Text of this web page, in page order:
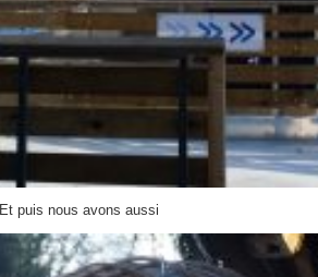
Et puis nous avons aussi